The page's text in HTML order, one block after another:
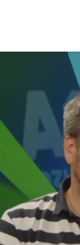
autě
se školou